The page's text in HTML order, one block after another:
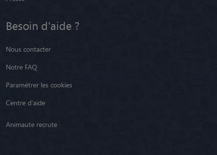
Besoin d'aide ?
Nous contacter
Notre FAQ
Paramétrer les cookies
Centre d'aide
Animaute recrute